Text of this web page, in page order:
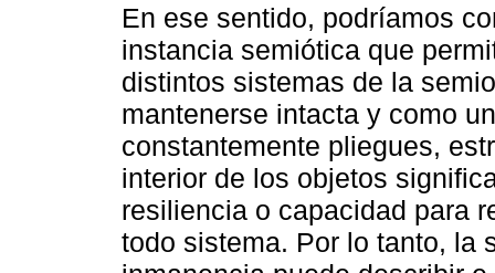
En ese sentido, podríamos
instancia semiótica que
distintos sistemas de la
mantenerse intacta y como
constantemente pliegues,
interior de los objetos
resiliencia o capacidad para
todo sistema. Por lo tanto, la